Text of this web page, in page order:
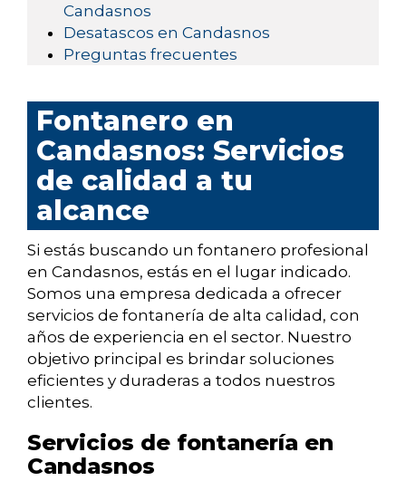
Candasnos
Desatascos en Candasnos
Preguntas frecuentes
Fontanero en
Candasnos: Servicios
de calidad a tu
alcance
Si estás buscando un fontanero profesional
en Candasnos, estás en el lugar indicado.
Somos una empresa dedicada a ofrecer
servicios de fontanería de alta calidad, con
años de experiencia en el sector. Nuestro
objetivo principal es brindar soluciones
eficientes y duraderas a todos nuestros
clientes.
Servicios de fontanería en
Candasnos